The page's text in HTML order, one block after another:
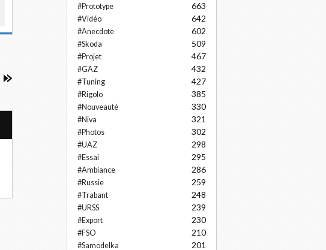
#Prototype 663
#Vidéo 642
#Anecdote 602
#Skoda 509
#Projet 467
#GAZ 432
#Tuning 427
#Rigolo 385
#Nouveauté 330
#Niva 321
#Photos 302
#UAZ 298
#Essai 295
#Ambiance 286
#Russie 259
#Trabant 248
#URSS 239
#Export 230
#FSO 210
#Samodelka 201